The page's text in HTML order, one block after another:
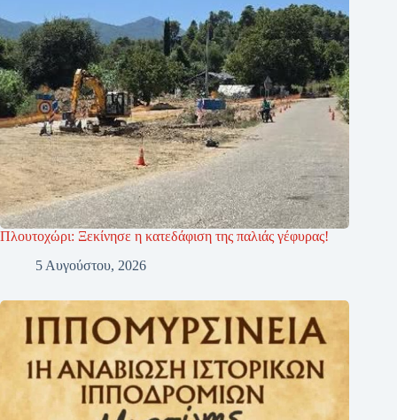
Πλουτοχώρι: Ξεκίνησε η κατεδάφιση της παλιάς γέφυρας!
5 Αυγούστου, 2026